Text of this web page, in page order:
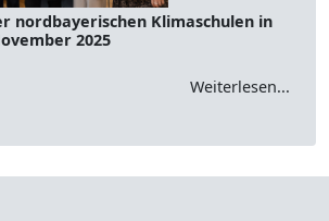
nordbayerischen Klimaschulen in
2025
Weiterlesen...